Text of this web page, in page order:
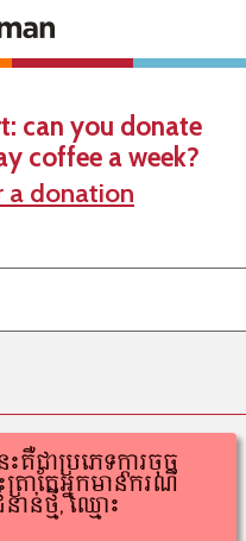
can you donate
coffee a week?
a donation
ះគឺជាប្រភេទក្តារចុច
ាតែអ្នកមានករណី
ាន់ថ្មី, ឈ្មោះ